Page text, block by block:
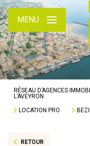
MENU
RÉSEAU D’AGENCES
L’AVEYRON
LOCATION PRO
RETOUR